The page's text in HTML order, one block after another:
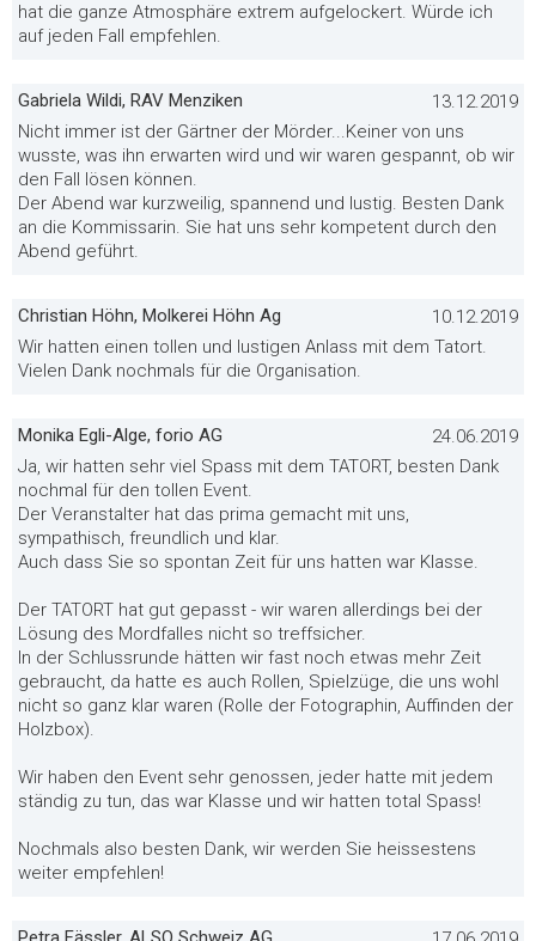
hat die ganze Atmosphäre extrem aufgelockert. Würde ich
auf jeden Fall empfehlen.
Gabriela Wildi, RAV Menziken
13.12.2019
Nicht immer ist der Gärtner der Mörder...Keiner von uns
wusste, was ihn erwarten wird und wir waren gespannt, ob wir
den Fall lösen können.
Der Abend war kurzweilig, spannend und lustig. Besten Dank
an die Kommissarin. Sie hat uns sehr kompetent durch den
Abend geführt.
Christian Höhn, Molkerei Höhn Ag
10.12.2019
Wir hatten einen tollen und lustigen Anlass mit dem Tatort.
Vielen Dank nochmals für die Organisation.
Monika Egli-Alge, forio AG
24.06.2019
Ja, wir hatten sehr viel Spass mit dem TATORT, besten Dank
nochmal für den tollen Event.
Der Veranstalter hat das prima gemacht mit uns,
sympathisch, freundlich und klar.
Auch dass Sie so spontan Zeit für uns hatten war Klasse.
Der TATORT hat gut gepasst - wir waren allerdings bei der
Lösung des Mordfalles nicht so treffsicher.
In der Schlussrunde hätten wir fast noch etwas mehr Zeit
gebraucht, da hatte es auch Rollen, Spielzüge, die uns wohl
nicht so ganz klar waren (Rolle der Fotographin, Auffinden der
Holzbox).
Wir haben den Event sehr genossen, jeder hatte mit jedem
ständig zu tun, das war Klasse und wir hatten total Spass!
Nochmals also besten Dank, wir werden Sie heissestens
weiter empfehlen!